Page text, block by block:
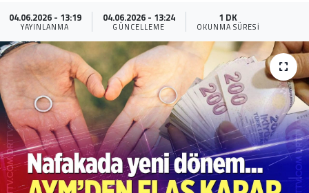
04.06.2026 - 13:19
YAYINLANMA
04.06.2026 - 13:24
GÜNCELLEME
1 DK
OKUNMA SÜRESI
Spor
Magazin
Teknoloji
Yaşam
Sağlık
Yazarlar
Son Dakika Haberleri
Haber Arşivi